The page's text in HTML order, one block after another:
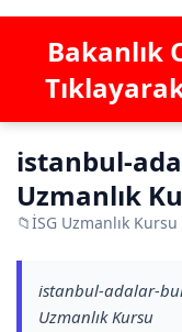
Bakanlık
istanbul-
Uzmanlık
📁İSG Uzmanlık Kursu
istanbul-adalar-
Uzmanlık Kursu